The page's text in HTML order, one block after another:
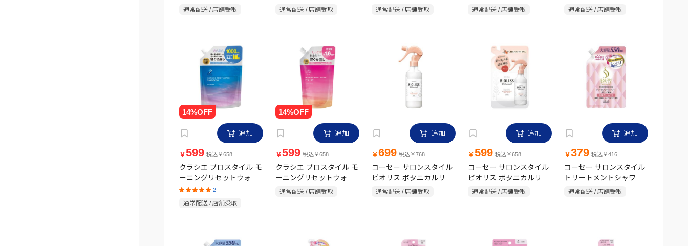
体 250ml
通常配送 / 店舗受取
ミストシャワー 詰替用
420ml
通常配送 / 店舗受取
ミストシャワー 本体
280ml
通常配送 / 店舗受取
シャワー 250ml
通常配送 / 店舗受取
ローション 120ml
通常配送 / 店舗受取
追加
￥599 税込￥658
クラシエ プロスタイル モ
ーニングリセットウォー
ター シトラスハーブの香
り 詰替 1000ml
2
通常配送 / 店舗受取
追加
￥599 税込￥658
クラシエ プロスタイル モ
ーニングリセットウォー
ター アロマローズの香り
通常配送 / 店舗受取
追加
￥699 税込￥768
コーセー サロンスタイル
ビオリス ボタニカルリフ
レッシュ＆モイスト ヘア
通常配送 / 店舗受取
追加
￥599 税込￥658
コーセー サロンスタイル
ビオリス ボタニカルリフ
レッシュ＆モイスト ヘア
通常配送 / 店舗受取
追加
￥379 税込￥416
コーセー サロンスタイル
トリートメントシャワー
しっとり 詰替用 550ml
通常配送 / 店舗受取